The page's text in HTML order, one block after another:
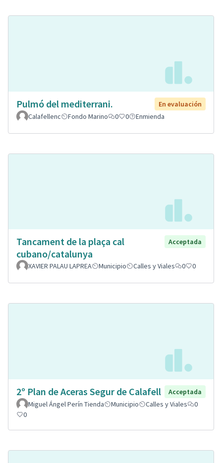
Pulmó del mediterrani.
En evaluación
Calafellenc
Fondo Marino 0 0 Enmienda
Tancament de la plaça cal
cubano/catalunya
Acceptada
XAVIER PALAU LAPREA Municipio Calles y Viales 0 0
2º Plan de Aceras Segur de Calafell
Acceptada
Miguel Ángel Perín Tienda
Municipio Calles y Viales
0
0